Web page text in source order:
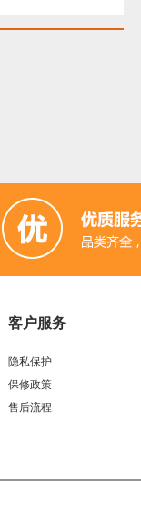
(2)
线 (8)
(7) 电阻 (2)
Lora (4)
客户服务
隐私保护
保修政策
售后流程